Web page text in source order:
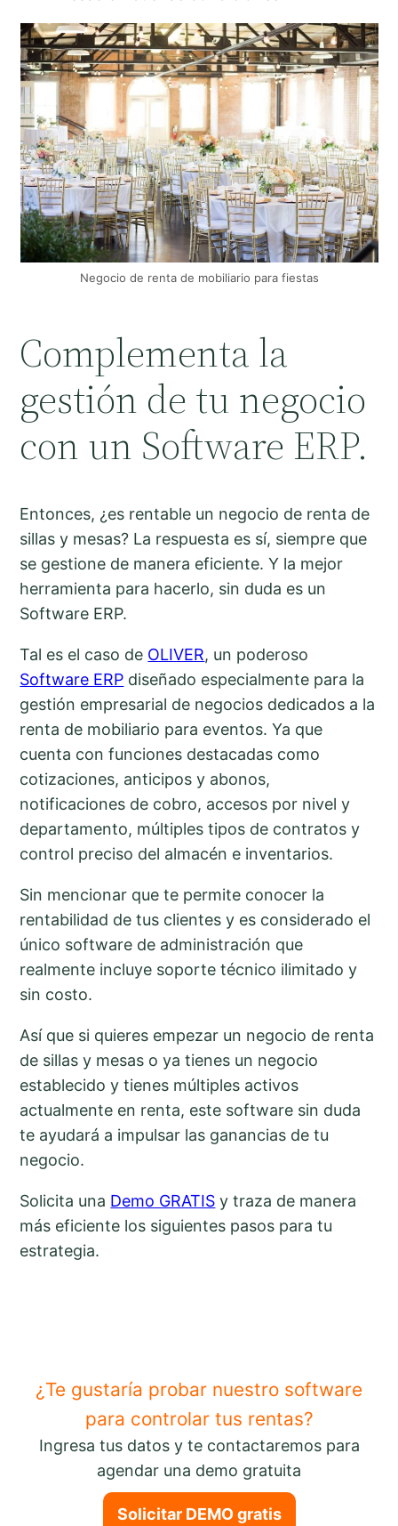
Negocio de renta de mobiliario para fiestas
Complementa la
gestión de tu negocio
con un Software ERP.
Entonces, ¿es rentable un negocio de renta de
sillas y mesas? La respuesta es sí, siempre que
se gestione de manera eficiente. Y la mejor
herramienta para hacerlo, sin duda es un
Software ERP.
Tal es el caso de OLIVER, un poderoso
Software ERP diseñado especialmente para la
gestión empresarial de negocios dedicados a la
renta de mobiliario para eventos. Ya que
cuenta con funciones destacadas como
cotizaciones, anticipos y abonos,
notificaciones de cobro, accesos por nivel y
departamento, múltiples tipos de contratos y
control preciso del almacén e inventarios.
Sin mencionar que te permite conocer la
rentabilidad de tus clientes y es considerado el
único software de administración que
realmente incluye soporte técnico ilimitado y
sin costo.
Así que si quieres empezar un negocio de renta
de sillas y mesas o ya tienes un negocio
establecido y tienes múltiples activos
actualmente en renta, este software sin duda
te ayudará a impulsar las ganancias de tu
negocio.
Solicita una Demo GRATIS y traza de manera
más eficiente los siguientes pasos para tu
estrategia.
¿Te gustaría probar nuestro software
para controlar tus rentas?
Ingresa tus datos y te contactaremos para
agendar una demo gratuita
Solicitar DEMO gratis